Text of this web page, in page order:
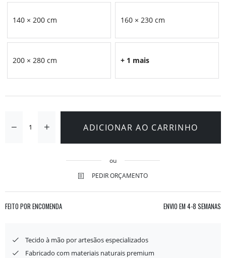
140 × 200 cm 160 × 230 cm
200 × 280 cm + 1 mais
ADICIONAR AO CARRINHO
ou
PEDIR ORÇAMENTO
FEITO POR ENCOMENDA ENVIO EM 4-8 SEMANAS
Tecido à mão por artesãos especializados
Fabricado com materiais naturais premium